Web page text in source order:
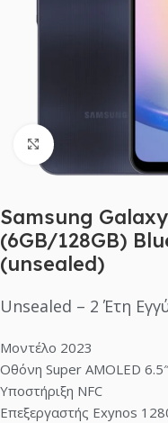
Click to enlarge
Samsung
(6GB/128GB)
(unsealed)
Unsealed – 2 Έτη
Μοντέλο 2023
Οθόνη Super AMOLED 6.5″
Υποστήριξη NFC
Επεξεργαστής Exynos